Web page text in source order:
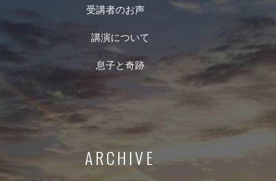
受講者のお声
講演について
息子と奇跡
ARCHIVE